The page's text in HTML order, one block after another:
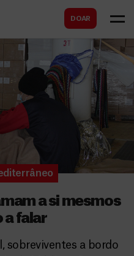
DOAR
a si mesmos
a falar
sobreviventes a bordo